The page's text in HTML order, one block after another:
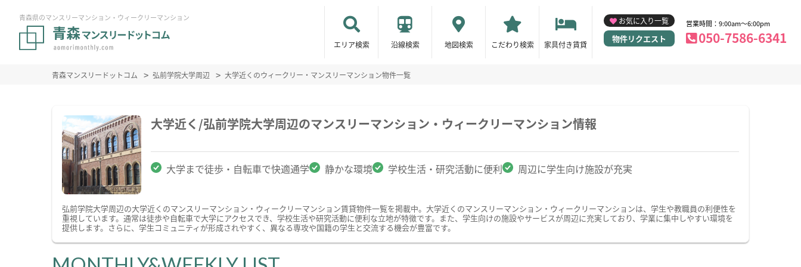
青森県のマンスリーマンション・ウィークリーマンション
エリア検索 沿線検索 地図検索 こだわり検索 家具付き賃貸
お気に入り一覧
物件リクエスト
営業時間：9:00am～6:00pm
050-7586-6341
青森マンスリードットコム 弘前学院大学周辺 大学近くのウィークリー・マンスリーマンション物件一覧
大学近く/弘前学院大学周辺のマンスリーマンション・ウィークリーマンション情報
大学まで徒歩・自転車で快適通学 静かな環境 学校生活・研究活動に便利 周辺に学生向け施設が充実
弘前学院大学周辺の大学近くのマンスリーマンション・ウィークリーマンション賃貸物件一覧を掲載中。大学近くのマンスリーマンション・ウィークリーマンションは、学生や教職員の利便性を
重視しています。通常は徒歩や自転車で大学にアクセスでき、学校生活や研究活動に便利な立地が特徴です。また、学生向けの施設やサービスが周辺に充実しており、学業に集中しやすい環境を
提供します。さらに、学生コミュニティが形成されやすく、異なる専攻や国籍の学生と交流する機会が豊富です。